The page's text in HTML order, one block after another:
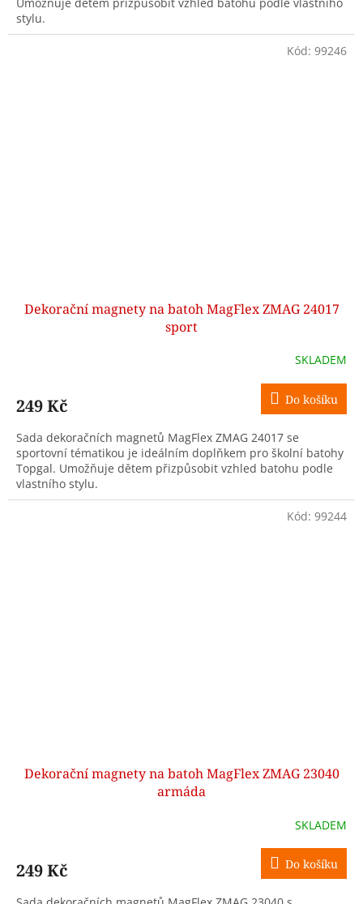
stylu.
Dekorační magnety na batoh MagFlex ZMAG 24017
sport
SKLADEM
249 Kč Do košíku
Sada dekoračních magnetů MagFlex ZMAG 24017 se
sportovní tématikou je ideálním doplňkem pro školní batohy
Topgal. Umožňuje dětem přizpůsobit vzhled batohu podle
vlastního stylu.
Kód: 99246
Dekorační magnety na batoh MagFlex ZMAG 23040
armáda
SKLADEM
249 Kč Do košíku
Kód: 99244